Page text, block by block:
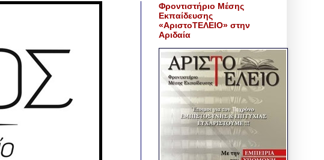
Φροντιστήριο Μέσης
Εκπαίδευσης
«ΑριστοΤΕΛΕΙΟ» στην
Αριδαία